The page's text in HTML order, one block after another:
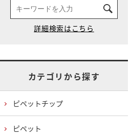
カテゴリから探す
ピペットチップ
ピペット